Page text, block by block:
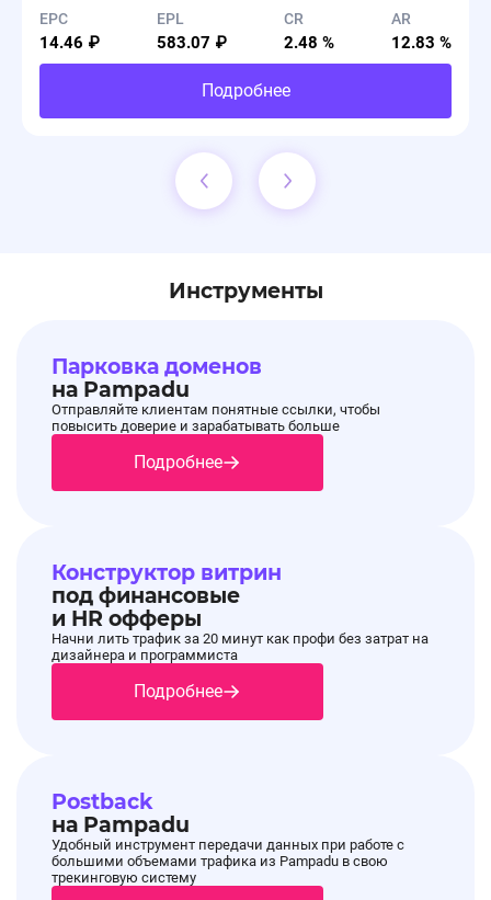
EPC
14.46 ₽
EPL
583.07 ₽
CR
2.48 %
AR
12.83 %
Подробнее
Инструменты
Парковка доменов
на Pampadu
Отправляйте клиентам понятные ссылки, чтобы
повысить доверие и зарабатывать больше
Подробнее
Конструктор витрин
под финансовые
и HR офферы
Начни лить трафик за 20 минут как профи без затрат на
дизайнера и программиста
Подробнее
Postback
на Pampadu
Удобный инструмент передачи данных при работе с
большими объемами трафика из Pampadu в свою
трекинговую систему